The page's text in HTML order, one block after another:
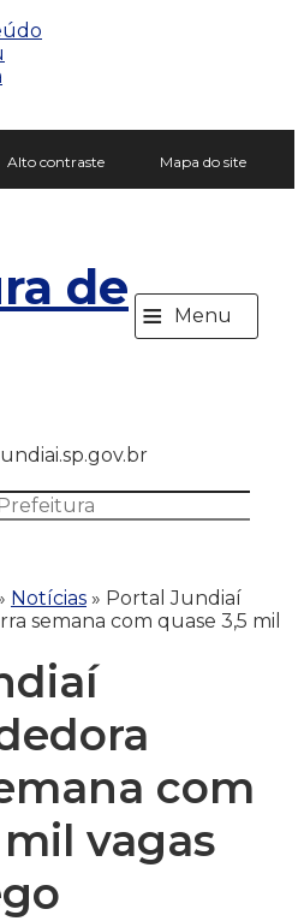
Alto contraste Mapa do site
de ≡ Menu
Notícias » Portal Jundiaí
semana com quase 3,5 mil
com
vagas